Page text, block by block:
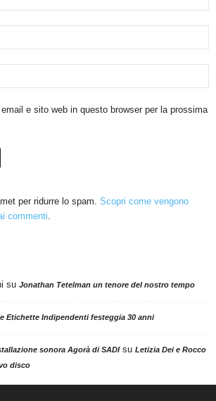
e sito web in questo browser per la prossima
per ridurre lo spam. Scopri come vengono
commenti.
su Jonathan Tetelman un tenore del nostro tempo
Etichette Indipendenti festeggia 30 anni
sonora Agorà di SADIsu Letizia Dei e Rocco
disco